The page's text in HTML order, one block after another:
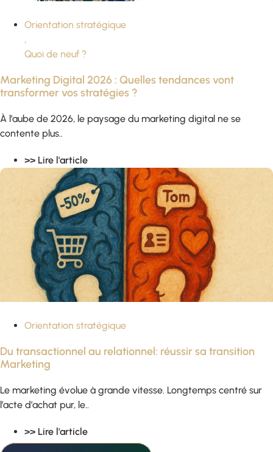
Orientation stratégique
,
Quoi de neuf ?
Marketing Digital 2026 : Quelles tendances vont
transformer vos stratégies ?
À l’aube de 2026, le paysage du marketing digital ne se
contente plus..
>> Lire l'article
Orientation stratégique
Du transactionnel au relationnel: réussir sa transition
Marketing
Le marketing évolue à grande vitesse. Longtemps centré sur
l’acte d’achat pur, le..
>> Lire l'article